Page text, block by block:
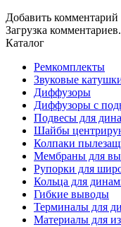
Добавить комментарий
Загрузка
Каталог
Ремкомплекты
Звуковые
Диффузоры
Диффузоры с
Подвесы для
Шайбы
Колпаки
Мембраны для
Рупорки для
Кольца для
Гибкие выводы
Терминалы для
Материалы для